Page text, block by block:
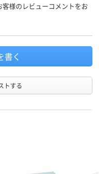
様のレビューコメントをお
書く
トする